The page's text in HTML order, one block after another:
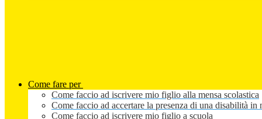
Come fare per
Come faccio ad iscrivere mio figlio alla mensa scolastica
Come faccio ad accertare la presenza di una disabilità
Come faccio ad iscrivere mio figlio a scuola